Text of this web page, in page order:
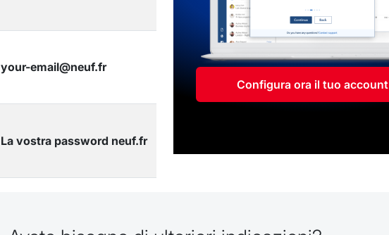
your-email@neuf.fr
La vostra password neuf.fr
Configura ora il tuo account